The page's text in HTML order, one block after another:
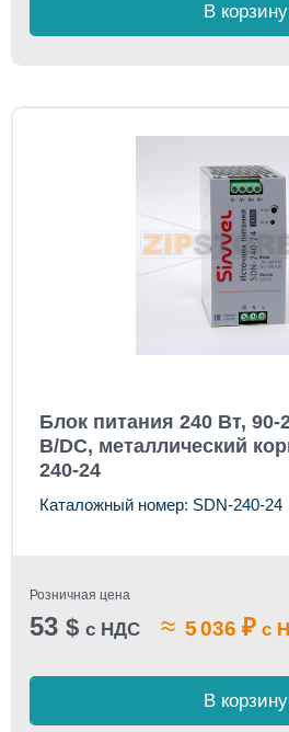
В корзину
Блок питания 240 Вт, 90-
В/DC, металлический
240-24
Каталожный номер: SDN-240-24
Розничная цена
53 $ с НДС ≈ 5 036 ₽ с
В корзину